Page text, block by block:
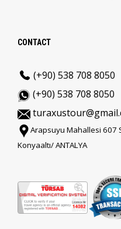
CONTACT
(+90) 538 708 8050
(+90) 538 708 8050
Arapsuyu Mahallesi 607
Konyaaltı/ ANTALYA